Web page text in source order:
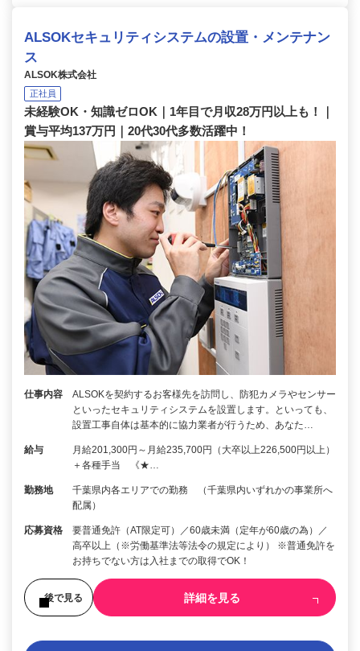
ALSOKセキュリティシステムの設置・メンテナン
ス
ALSOK株式会社
正社員
未経験OK・知識ゼロOK｜1年目で月収28万円以上も！｜
賞与平均137万円｜20代30代多数活躍中！
仕事内容
ALSOKを契約するお客様先を訪問し、防犯カメラやセンサー
といったセキュリティシステムを設置します。といっても、
設置工事自体は基本的に協力業者が行うため、あなた…
給与
月給201,300円～月給235,700円（大卒以上226,500円以上）
＋各種手当 《★…
勤務地
千葉県内各エリアでの勤務 （千葉県内いずれかの事業所へ
配属）
応募資格
要普通免許（AT限定可）／60歳未満（定年が60歳の為）／
高卒以上（※労働基準法等法令の規定により） ※普通免許を
お持ちでない方は入社までの取得でOK！
後で見る 詳細を見る